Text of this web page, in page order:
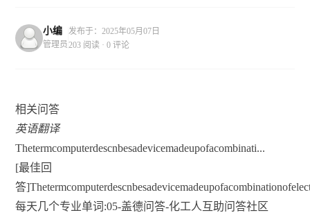
小编
管理员
发布于：2025年05月07日
203 阅读 · 0 评论
相关问答
英语翻译
Thetermcomputerdescnbesadevicemadeupofacombinati...
[最佳回
答
每天几个专业单词:05-盖德问答-化工人互助问答社区